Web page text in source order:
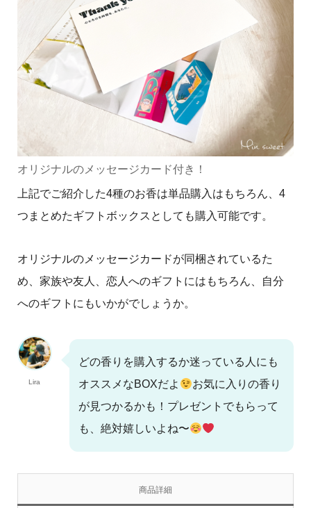
オリジナルのメッセージカード付き！
上記でご紹介した4種のお香は単品購入はもちろん、4
つまとめたギフトボックスとしても購入可能です。
オリジナルのメッセージカードが同梱されているた
め、家族や友人、恋人へのギフトにはもちろん、自分
へのギフトにもいかがでしょうか。
Lira
どの香りを購入するか迷っている人にも
オススメなBOXだよ
お気に入りの香り
が見つかるかも！プレゼントでもらって
も、絶対嬉しいよね〜
商品詳細